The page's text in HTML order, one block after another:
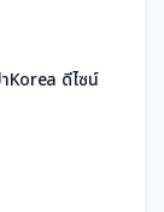
Korea ดีไซน์